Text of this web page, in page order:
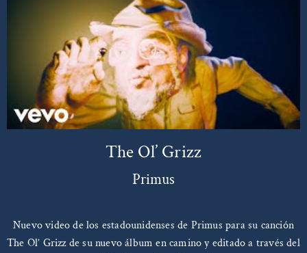
The Ol’ Grizz
Primus
Nuevo video de los estadounidenses de Primus para su canción
The Ol’ Grizz de su nuevo álbum en camino y editado a través del